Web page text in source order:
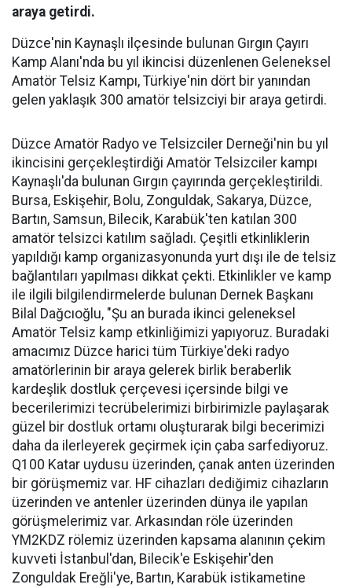
araya getirdi.
Düzce'nin Kaynaşlı ilçesinde bulunan Gırgın Çayırı
Kamp Alanı'nda bu yıl ikincisi düzenlenen Geleneksel
Amatör Telsiz Kampı, Türkiye'nin dört bir yanından
gelen yaklaşık 300 amatör telsizciyi bir araya getirdi.
Düzce Amatör Radyo ve Telsizciler Derneği'nin bu yıl
ikincisini gerçekleştirdiği Amatör Telsizciler kampı
Kaynaşlı'da bulunan Gırgın çayırında gerçekleştirildi.
Bursa, Eskişehir, Bolu, Zonguldak, Sakarya, Düzce,
Bartın, Samsun, Bilecik, Karabük'ten katılan 300
amatör telsizci katılım sağladı. Çeşitli etkinliklerin
yapıldığı kamp organizasyonunda yurt dışı ile de telsiz
bağlantıları yapılması dikkat çekti. Etkinlikler ve kamp
ile ilgili bilgilendirmelerde bulunan Dernek Başkanı
Bilal Dağcıoğlu, "Şu an burada ikinci geleneksel
Amatör Telsiz kamp etkinliğimizi yapıyoruz. Buradaki
amacımız Düzce harici tüm Türkiye'deki radyo
amatörlerinin bir araya gelerek birlik beraberlik
kardeşlik dostluk çerçevesi içersinde bilgi ve
becerilerimizi tecrübelerimizi birbirimizle paylaşarak
güzel bir dostluk ortamı oluşturarak bilgi becerimizi
daha da ilerleyerek geçirmek için çaba sarfediyoruz.
Q100 Katar uydusu üzerinden, çanak anten üzerinden
bir görüşmemiz var. HF cihazları dediğimiz cihazların
üzerinden ve antenler üzerinden dünya ile yapılan
görüşmelerimiz var. Arkasından röle üzerinden
YM2KDZ rölemiz üzerinden kapsama alanının çekim
kuvveti İstanbul'dan, Bilecik'e Eskişehir'den
Zonguldak Ereğli'ye, Bartın, Karabük istikametine